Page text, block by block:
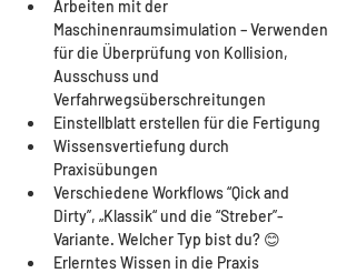
Arbeiten mit der
Maschinenraumsimulation – Verwenden
für die Überprüfung von Kollision,
Ausschuss und
Verfahrwegsüberschreitungen
Einstellblatt erstellen für die Fertigung
Wissensvertiefung durch
Praxisübungen
Verschiedene Workflows “Qick and
Dirty”, „Klassik“ und die “Streber”-
Variante. Welcher Typ bist du? 😊
Erlerntes Wissen in die Praxis